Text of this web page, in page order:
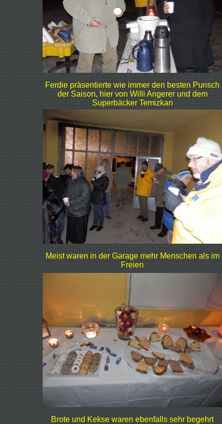
Ferdie präsentierte wie immer den besten Punsch
der Saison, hier von Willi Angerer und dem
Superbäcker Temizkan
Meist waren in der Garage mehr Menschen als im
Freien
Brote und Kekse waren ebenfalls sehr begehrt